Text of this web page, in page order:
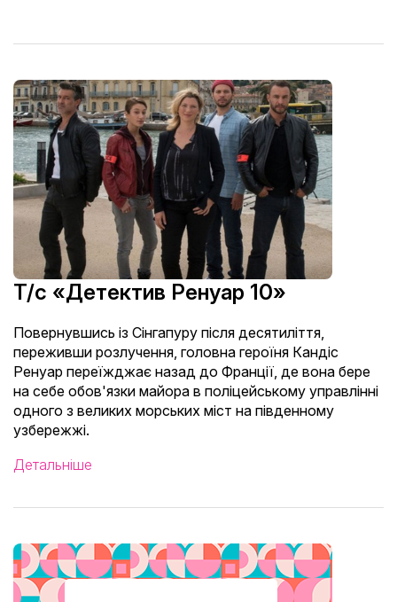
Т/с «Детектив Ренуар 10»
Повернувшись із Сінгапуру після десятиліття,
переживши розлучення, головна героїня Кандіс
Ренуар переїжджає назад до Франції, де вона бере
на себе обов'язки майора в поліцейському управлінні
одного з великих морських міст на південному
узбережжі.
Детальніше